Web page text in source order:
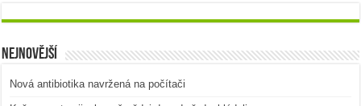
Nejnovější
Nová antibiotika navržená na počítači